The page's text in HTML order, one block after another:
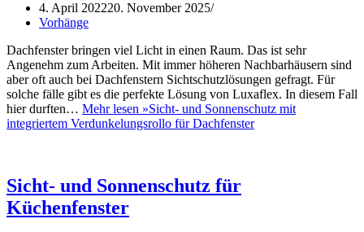
4. April 202220. November 2025
Vorhänge
Dachfenster bringen viel Licht in einen Raum. Das ist sehr
Angenehm zum Arbeiten. Mit immer höheren Nachbarhäusern sind
aber oft auch bei Dachfenstern Sichtschutzlösungen gefragt. Für
solche fälle gibt es die perfekte Lösung von Luxaflex. In diesem Fall
hier durften… Mehr lesen »Sicht- und Sonnenschutz mit
integriertem Verdunkelungsrollo für Dachfenster
Sicht- und Sonnenschutz für
Küchenfenster